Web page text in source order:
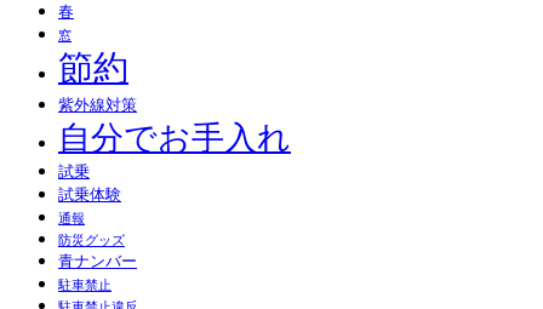
春
窓
節約
紫外線対策
自分でお手入れ
試乗
試乗体験
通報
防災グッズ
青ナンバー
駐車禁止